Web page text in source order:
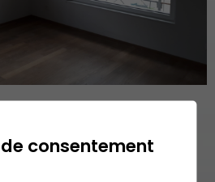
consentement